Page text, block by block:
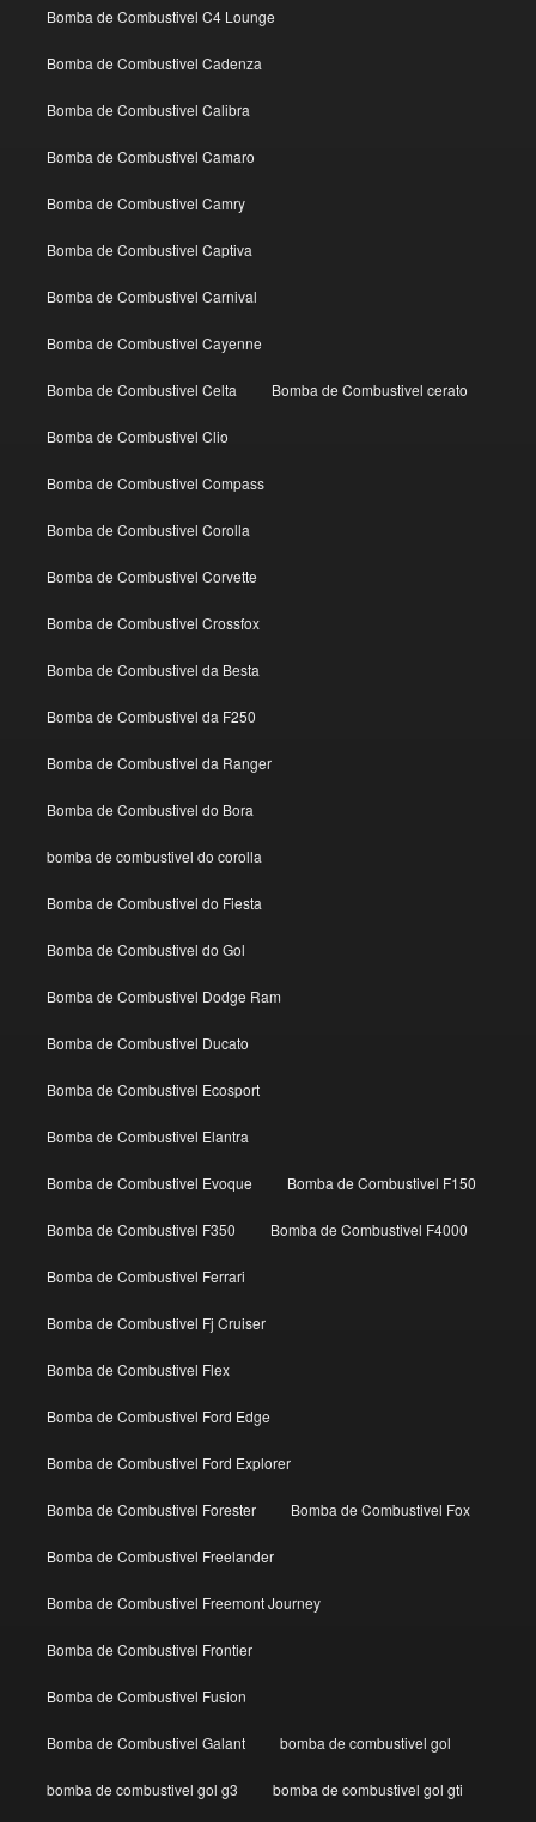
Bomba de Combustivel C4 Lounge
Bomba de Combustivel Cadenza
Bomba de Combustivel Calibra
Bomba de Combustivel Camaro
Bomba de Combustivel Camry
Bomba de Combustivel Captiva
Bomba de Combustivel Carnival
Bomba de Combustivel Cayenne
Bomba de Combustivel Celta Bomba de Combustivel cerato
Bomba de Combustivel Clio
Bomba de Combustivel Compass
Bomba de Combustivel Corolla
Bomba de Combustivel Corvette
Bomba de Combustivel Crossfox
Bomba de Combustivel da Besta
Bomba de Combustivel da F250
Bomba de Combustivel da Ranger
Bomba de Combustivel do Bora
bomba de combustivel do corolla
Bomba de Combustivel do Fiesta
Bomba de Combustivel do Gol
Bomba de Combustivel Dodge Ram
Bomba de Combustivel Ducato
Bomba de Combustivel Ecosport
Bomba de Combustivel Elantra
Bomba de Combustivel Evoque Bomba de Combustivel F150
Bomba de Combustivel F350 Bomba de Combustivel F4000
Bomba de Combustivel Ferrari
Bomba de Combustivel Fj Cruiser
Bomba de Combustivel Flex
Bomba de Combustivel Ford Edge
Bomba de Combustivel Ford Explorer
Bomba de Combustivel Forester Bomba de Combustivel Fox
Bomba de Combustivel Freelander
Bomba de Combustivel Freemont Journey
Bomba de Combustivel Frontier
Bomba de Combustivel Fusion
Bomba de Combustivel Galant bomba de combustivel gol
bomba de combustivel gol g3 bomba de combustivel gol gti